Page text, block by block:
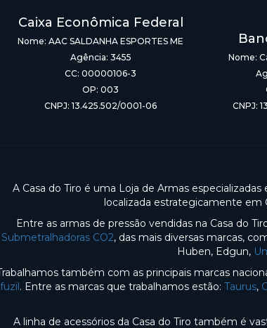
Caixa Econômica Federal
Nome: AAC SALDANHA ESPORTES ME
Agência: 3455
CC: 00000106-3
OP: 003
CNPJ: 13.425.502/0001-06
Nome:
CNPJ:
A Casa do Tiro é uma Loja de Armas especializadas
localizada estrategicamente em
Entre as armas de pressão vendidas na Casa do
Submetralhadoras CO2, das mais diversas marcas,
Huben, Edgun,
também com as principais marcas
fuzil. Entre as marcas que trabalhamos estão: Taurus,
A linha de acessórios da Casa do Tiro também é